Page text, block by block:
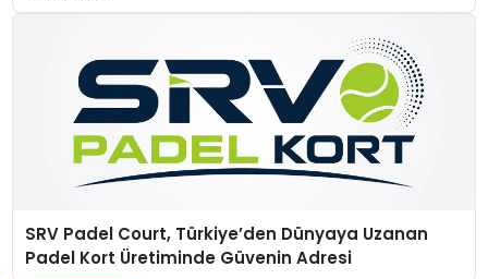
SRV Padel Court, Türkiye’den Dünyaya Uzanan
Padel Kort Üretiminde Güvenin Adresi